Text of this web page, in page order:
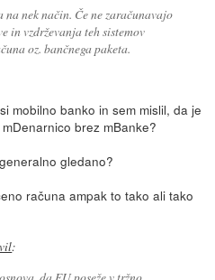
na nek način. Če ne zaračunavajo
in vzdrževanja teh sistemov
oz. bančnega paketa.
mobilno banko in sem mislil, da je
brez mBanke?
gledano?
računa ampak to tako ali tako
:
da EU poseže v tržno